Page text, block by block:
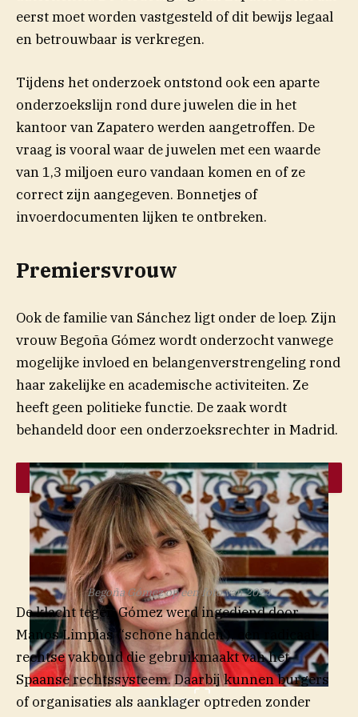
eerst moet worden vastgesteld of dit bewijs legaal
en betrouwbaar is verkregen.
Tijdens het onderzoek ontstond ook een aparte
onderzoekslijn rond dure juwelen die in het
kantoor van Zapatero werden aangetroffen. De
vraag is vooral waar de juwelen met een waarde
van 1,3 miljoen euro vandaan komen en of ze
correct zijn aangegeven. Bonnetjes of
invoerdocumenten lijken te ontbreken.
Premiersvrouw
Ook de familie van Sánchez ligt onder de loep. Zijn
vrouw Begoña Gómez wordt onderzocht vanwege
mogelijke invloed en belangenverstrengeling rond
haar zakelijke en academische activiteiten. Ze
heeft geen politieke functie. De zaak wordt
behandeld door een onderzoeksrechter in Madrid.
REUTERS
Begoña Gómez op een foto van 2024
De klacht tegen Gómez werd ingediend door
Manos Limpias (‘schone handen’), een radicaal-
rechtse vakbond die gebruikmaakt van het
Spaanse rechtssysteem. Daarbij kunnen burgers
of organisaties als aanklager optreden zonder